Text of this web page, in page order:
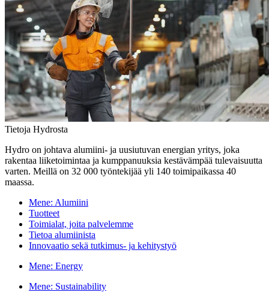
Tietoja Hydrosta
Hydro on johtava alumiini- ja uusiutuvan energian yritys, joka
rakentaa liiketoimintaa ja kumppanuuksia kestävämpää tulevaisuutta
varten. Meillä on 32 000 työntekijää yli 140 toimipaikassa 40
maassa.
Mene: Alumiini
Tuotteet
Toimialat, joita palvelemme
Tietoa alumiinista
Innovaatio sekä tutkimus- ja kehitystyö
Mene: Energy
Mene: Sustainability